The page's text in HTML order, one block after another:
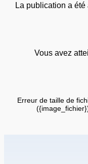
La publication a
Vous avez
Erreur de taille de